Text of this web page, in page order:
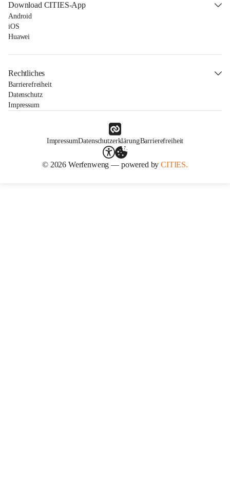
Download CITIES-App
Android
iOS
Huawei
Rechtliches
Barrierefreiheit
Datenschutz
Impressum
ImpressumDatenschutzerklärungBarrierefreiheit
© 2026 Werfenweng — powered byCITIES.